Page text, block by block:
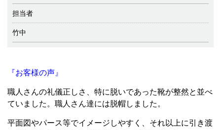
担当者
竹中
『お客様の声』
職人さんの礼儀正しさ、特に脱いであった靴が整然と並べ
ていました。職人さん達には脱帽しました。
平面図やパース等でイメージしやすく、それ以上に引き渡